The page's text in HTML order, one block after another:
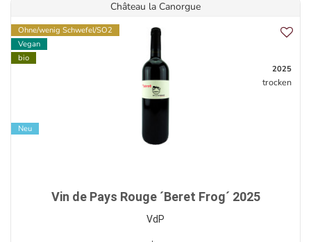
Château la Canorgue
Ohne/wenig Schwefel/SO2
Vegan
bio
Neu
2025
trocken
Vin de Pays Rouge ´Beret Frog´ 2025
VdP